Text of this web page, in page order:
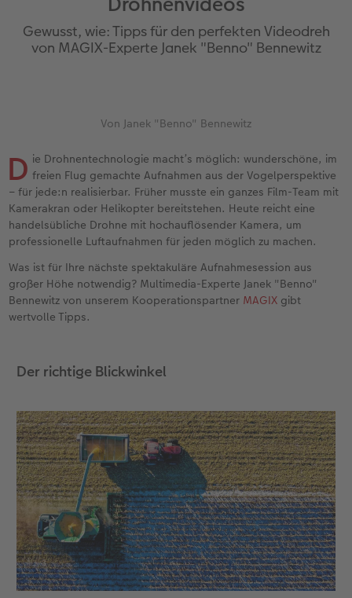
Jahrbuch gestalten
CEWE FOTOBUCH Kids
Schuber
Designvorlagen
Foto-Kochbuch
Kundenbeispiele
Webinare
CEWE myPhotos
Inspiration
Neuheiten
Nature Prints
Bilderboxen
Fotosticker
Fotosets
Sofortfotos
Fotos digitalisieren
Analog Services
CEWE myPhotos
Photo Streetmap Poster
Acrylglas
Foto auf Holz
Hartschaum
Gallery Print
hexxas
Willkommensschild
Wandgestaltung
Neuheiten
Extras
Dankeskarten Kommunion
Dankeskarten
Weitere Anlässe
Papierqualitäten
Klappkarten
Fotokarten
Postkarten
Karte mit Einsteckfoto
CEWE myPhotos
Neuheiten
Textilien
Schule & Büro
Art Prints
Handyhüllen
Faber-Castell
Haustierwelt
Geschenkideen
Kundenbeispiele
Neuheiten
Wandkalender mit Design
NEU: Wandkalender Fineline
Neuheiten
Extras
CEWE myPhotos
Max Case
Smartflip
Cardholder
CEWE myPhotos
Neuheiten
nachhaltiger Schenken
Danke sagen
Geburtstagsgeschenke
Inspiration
Kundenbeispiele
Gewusst, wie: Tipps für den perfekten Videodreh
von MAGIX-Experte Janek "Benno" Bennewitz
Von Janek "Benno" Bennewitz
D ie Drohnentechnologie macht’s möglich: wunderschöne, im
freien Flug gemachte Aufnahmen aus der Vogelperspektive
– für jede:n realisierbar. Früher musste ein ganzes Film-Team mit
Kamerakran oder Helikopter bereitstehen. Heute reicht eine
handelsübliche Drohne mit hochauflösender Kamera, um
professionelle Luftaufnahmen für jeden möglich zu machen.
Was ist für Ihre nächste spektakuläre Aufnahmesession aus
großer Höhe notwendig? Multimedia-Experte Janek "Benno"
Bennewitz von unserem Kooperationspartner MAGIX gibt
wertvolle Tipps.
Der richtige Blickwinkel